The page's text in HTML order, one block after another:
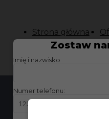
Strona główna
Zostaw
Imię i nazwisko
Numer telefonu: